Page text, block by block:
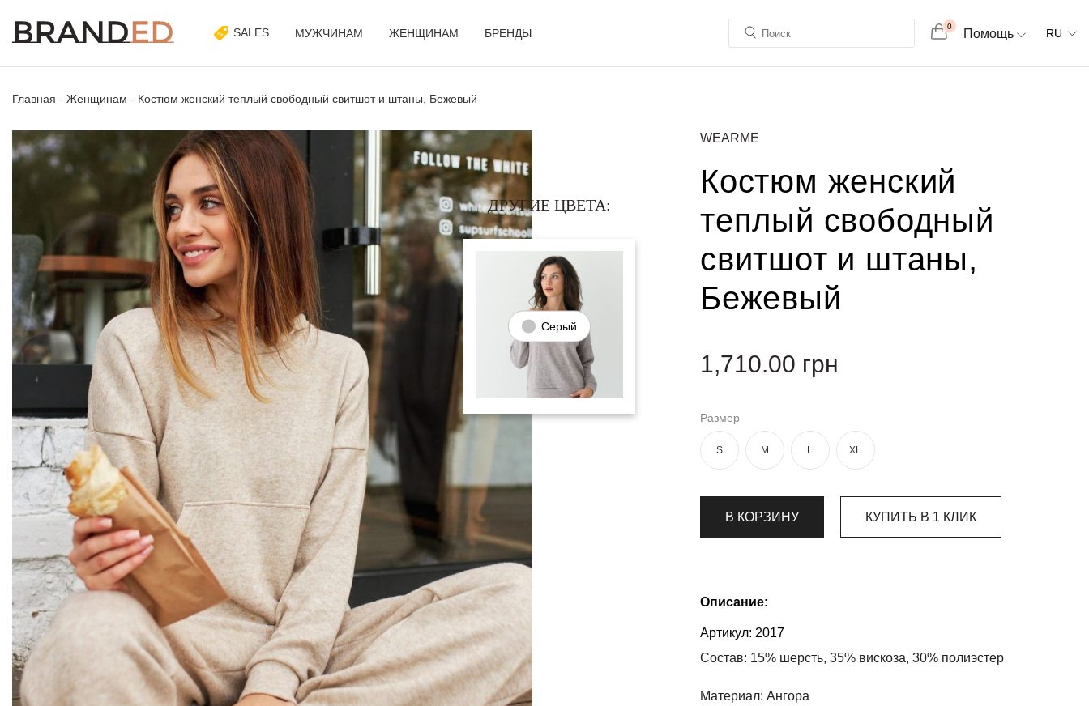
SALES МУЖЧИНАМ ЖЕНЩИНАМ БРЕНДЫ
0
Помощь RU
Главная - Женщинам - Костюм женский теплый свободный свитшот и штаны, Бежевый
ДРУГИЕ ЦВЕТА:
Серый
WEARME
Костюм женский
теплый свободный
свитшот и штаны,
Бежевый
1,710.00 грн
Размер
S M L XL
В КОРЗИНУ КУПИТЬ В 1 КЛИК
Описание:
Артикул: 2017
Состав: 15% шерсть, 35% вискоза, 30% полиэстер
Материал: Ангора